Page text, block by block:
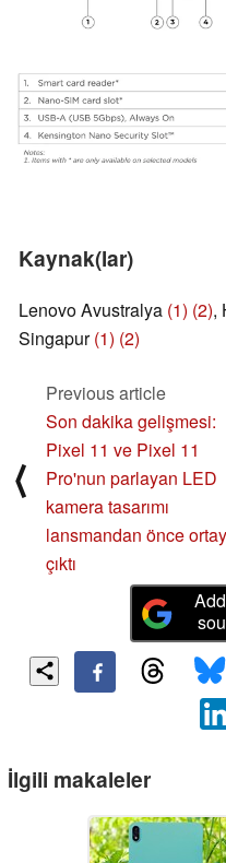
Kaynak(lar)
Lenovo Avustralya (1) (2),
Singapur(1) (2)
⟨
Previous article
Son dakika gelişmesi:
Pixel 11 ve Pixel 11
Pro'nun parlayan LED
kamera tasarımı
lansmandan önce
çıktı
İlgili makaleler